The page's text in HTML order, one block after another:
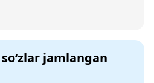
jamlangan